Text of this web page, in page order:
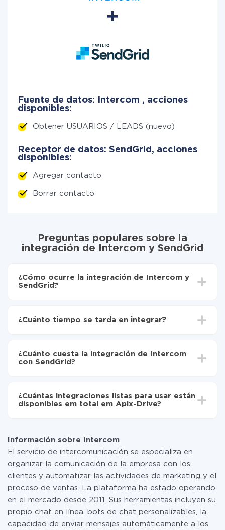
Fuente de datos: Intercom , acciones
disponibles:
Obtener USUARIOS / LEADS (nuevo)
Receptor de datos: SendGrid, acciones
disponibles:
Agregar contacto
Borrar contacto
Preguntas populares sobre la
integración de Intercom y SendGrid
¿Cómo ocurre la integración de Intercom y
SendGrid?
Elija qué datos transferir de Intercom a SendGrid
de Intercom a SendGrid
¿Cuánto tiempo se tarda en integrar?
oscilar entre 5 y 30 minutos. En promedio, la
configuración tarda entre 10 y 15 minutos.
¿Cuánto cuesta la integración de Intercom
con SendGrid?
tarifas. Usted solo paga por la cantidad de datos que
realmente se transfieren de uno de sus sistemas a otro
manera segura un plan de tarifa gratuita o cambiar a
uno de pago, si es necesario. Más detalles sobre
tarifas.
¿Cuántas integraciones listas para usar están
disponibles em total em Apix-Drive?
Información sobre Intercom
El servicio de intercomunicación se especializa en
organizar la comunicación de la empresa con los
clientes y automatizar las actividades de marketing y el
proceso de ventas. La plataforma ha estado operando
en el mercado desde 2011. Sus herramientas incluyen su
propio chat en línea, bots de chat personalizables, la
capacidad de enviar mensajes automáticamente a los